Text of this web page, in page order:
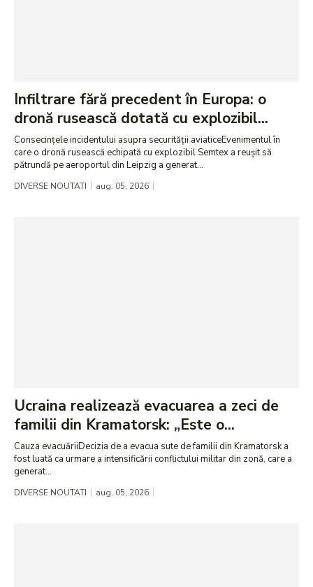
Infiltrare fără precedent în Europa: o
dronă rusească dotată cu explozibil...
Consecințele incidentului asupra securității aviaticeEvenimentul în
care o dronă rusească echipată cu explozibil Semtex a reușit să
pătrundă pe aeroportul din Leipzig a generat...
DIVERSE NOUTATI aug. 05, 2026
Ucraina realizează evacuarea a zeci de
familii din Kramatorsk: „Este o...
Cauza evacuăriiDecizia de a evacua sute de familii din Kramatorsk a
fost luată ca urmare a intensificării conflictului militar din zonă, care a
generat...
DIVERSE NOUTATI aug. 05, 2026